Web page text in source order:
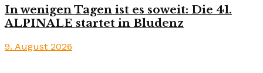
In wenigen Tagen ist es soweit: Die 41.
ALPINALE startet in Bludenz
9. August 2026